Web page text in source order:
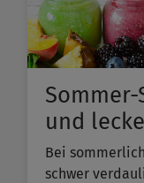
und
Bei
schwer